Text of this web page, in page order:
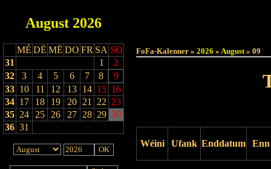
August 2026
MÉ DË MË DO FR SA SO
31
1
2
32
3 4 5 6 7 8
9
33 10 11 12 13 14 15 16
34 17 18 19 20 21 22 23
35 24 25 26 27 28 29 30
36 31
FoFa-Kalenner » 2026 » August» 09
Wéini Ufank Enddatum Enn